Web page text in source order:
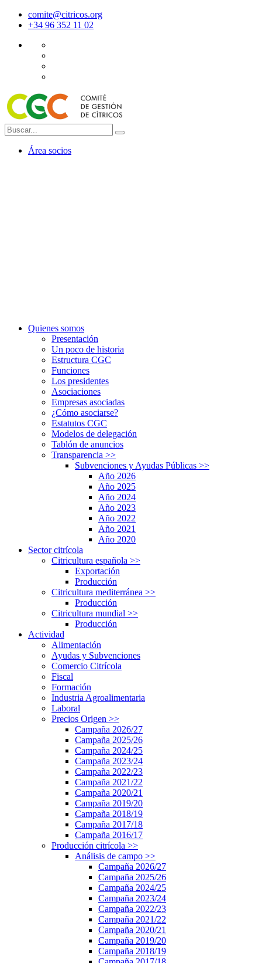
comite@citricos.org
+34 96 352 11 02
Área socios
Quienes somos
Presentación
Un poco de historia
Estructura CGC
Funciones
Los presidentes
Asociaciones
Empresas asociadas
¿Cómo asociarse?
Estatutos CGC
Modelos de delegación
Tablón de anuncios
Transparencia >>
Subvenciones y Ayudas Públicas >>
Año 2026
Año 2025
Año 2024
Año 2023
Año 2022
Año 2021
Año 2020
Sector citrícola
Citricultura española >>
Exportación
Producción
Citricultura mediterránea >>
Producción
Citricultura mundial >>
Producción
Actividad
Alimentación
Ayudas y Subvenciones
Comercio Citrícola
Fiscal
Formación
Industria Agroalimentaria
Laboral
Precios Origen >>
Campaña 2026/27
Campaña 2025/26
Campaña 2024/25
Campaña 2023/24
Campaña 2022/23
Campaña 2021/22
Campaña 2020/21
Campaña 2019/20
Campaña 2018/19
Campaña 2017/18
Campaña 2016/17
Producción citrícola >>
Análisis de campo >>
Campaña 2026/27
Campaña 2025/26
Campaña 2024/25
Campaña 2023/24
Campaña 2022/23
Campaña 2021/22
Campaña 2020/21
Campaña 2019/20
Campaña 2018/19